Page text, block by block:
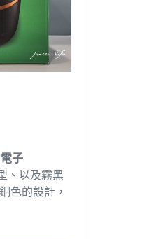
子
、以及霧黑
色的設計，